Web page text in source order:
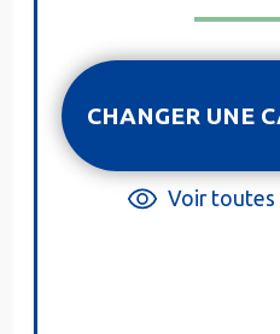
CHANGER UNE
Voir toutes